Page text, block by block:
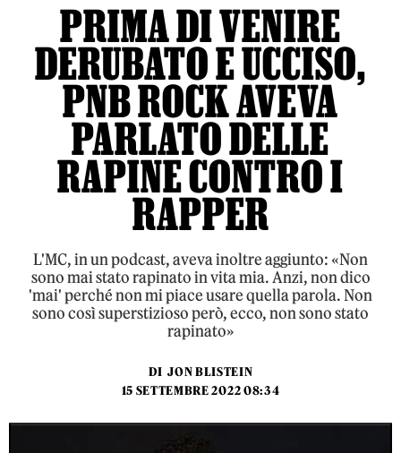
PRIMA DI VENIRE
DERUBATO E UCCISO,
PNB ROCK AVEVA
PARLATO DELLE
RAPINE CONTRO I
RAPPER
L'MC, in un podcast, aveva inoltre aggiunto: «Non
sono mai stato rapinato in vita mia. Anzi, non dico
'mai' perché non mi piace usare quella parola. Non
sono così superstizioso però, ecco, non sono stato
rapinato»
DI JON BLISTEIN
15 SETTEMBRE 2022 08:34